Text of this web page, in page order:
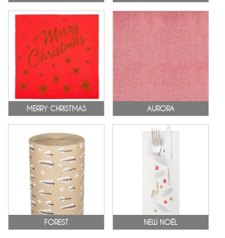
MERRY CHRISTMAS AURORA
FOREST NEW NOËL